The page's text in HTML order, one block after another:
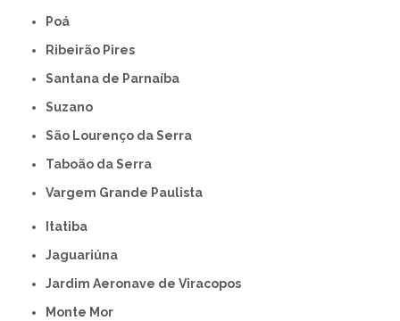
Poá
Ribeirão Pires
Santana de Parnaíba
Suzano
São Lourenço da Serra
Taboão da Serra
Vargem Grande Paulista
Itatiba
Jaguariúna
Jardim Aeronave de Viracopos
Monte Mor